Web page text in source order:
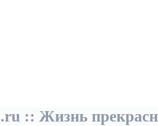
:: Жизнь